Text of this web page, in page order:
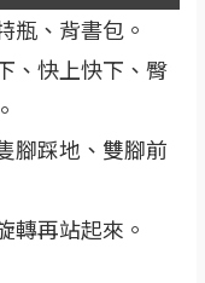
瓶、背書包。
、快上快下、臀
腳踩地、雙腳前
轉再站起來。